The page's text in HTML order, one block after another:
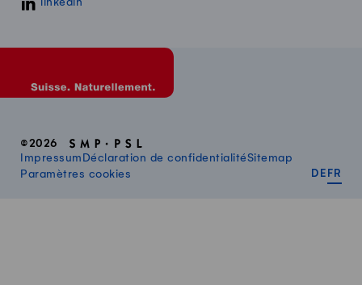
©2026
Impressum Déclaration de confidentialitéSitemap
Paramètres cookies
DE FR